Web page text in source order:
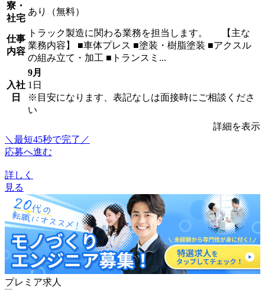
寮・
社宅
あり（無料）
仕事
内容
トラック製造に関わる業務を担当します。 【主な
業務内容】 ■車体プレス ■塗装・樹脂塗装 ■アクスル
の組み立て・加工 ■トランスミ...
入社
日
9月
1日
※目安になります、表記なしは面接時にご相談くださ
い
詳細を表示
＼最短45秒で完了／
応募へ進む
詳しく
見る
プレミア求人